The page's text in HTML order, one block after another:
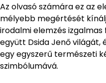
Az olvasó számára ez az
mélyebb megértését
irodalmi elemzés
együtt Dsida Jenő világát,
egy egyszerű természeti
szimbólumává.